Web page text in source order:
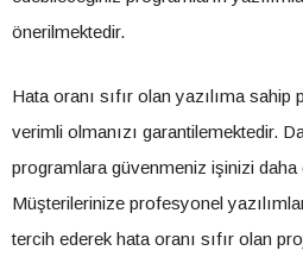
önerilmektedir.
Hata oranı sıfır olan yazılıma
verimli olmanızı garantilemektedir.
programlara güvenmeniz işinizi daha
Müşterilerinize profesyonel
tercih ederek hata oranı sıfır olan